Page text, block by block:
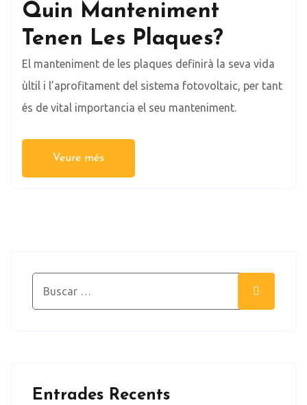
Quin Manteniment
Tenen Les Plaques?
El manteniment de les plaques definirà la seva vida
ùltil i l’aprofitament del sistema fotovoltaic, per tant
és de vital importancia el seu manteniment.
Veure més
Entrades Recents